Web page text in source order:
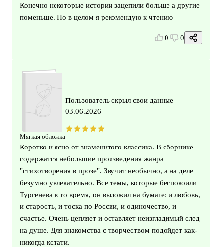
Конечно некоторые истории зацепили больше а другие
поменьше. Но в целом я рекомендую к чтению
0 0
Мягкая обложка
Пользователь скрыл свои данные
03.06.2026
Коротко и ясно от знаменитого классика. В сборнике
содержатся небольшие произведения жанра
"стихотворения в прозе". Звучит необычно, а на деле
безумно увлекательно. Все темы, которые беспокоили
Тургенева в то время, он выложил на бумаге: и любовь,
и старость, и тоска по России, и одиночество, и
счастье. Очень цепляет и оставляет неизгладимый след
на душе. Для знакомства с творчеством подойдет как-
никогда кстати.